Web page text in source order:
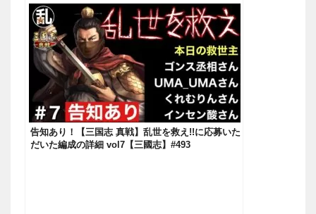
告知あり！【三国志 真戦】乱世を救え!!に応募いた
だいた編成の詳細 vol7【三國志】#493